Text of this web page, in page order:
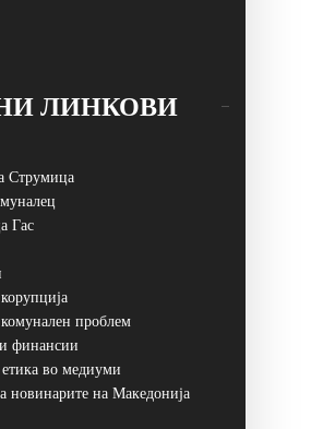
ЛИНКОВИ
Струмица
Гас
проблем
финансии
во медиуми
новинарите на Македонија